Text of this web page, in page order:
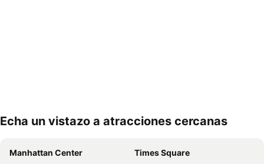
Echa un vistazo a atracciones cercanas
Manhattan Center
Times Square